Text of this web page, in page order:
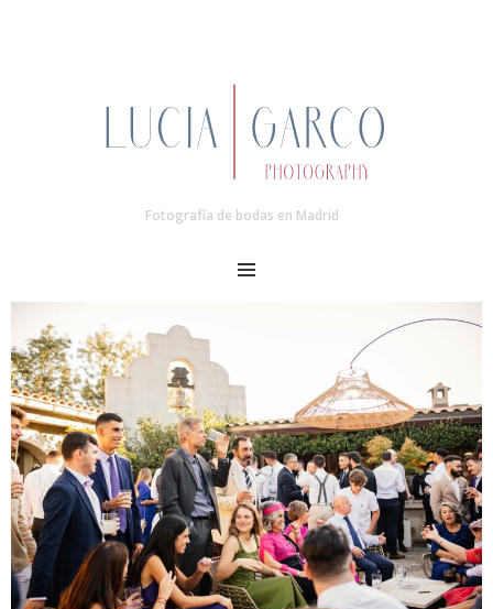
Fotografía de bodas en Madrid
MENU